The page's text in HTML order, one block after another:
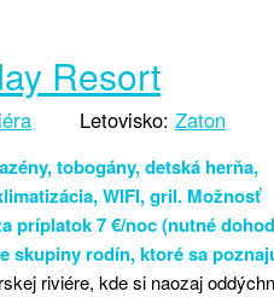
Resort
Letovisko: Zaton
tobogány, detská herňa,
WIFI, gril. Možnosť
príplatok 7 €/noc (nutné
skupiny rodín, ktoré sa
riviére, kde si naozaj